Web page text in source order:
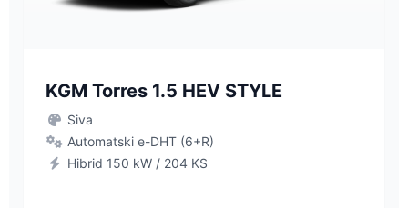
KGM Torres 1.5 HEV STYLE
Siva
Automatski e-DHT (6+R)
Hibrid 150 kW / 204 KS